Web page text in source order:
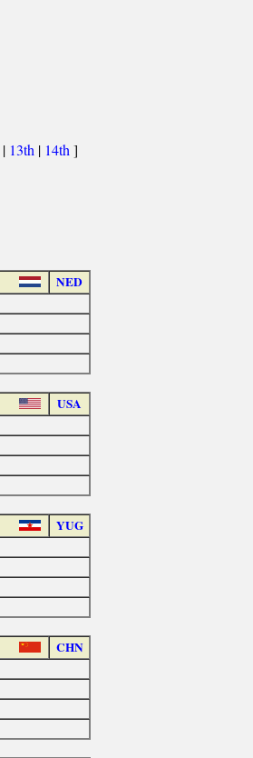
| 13th | 14th]
NED
USA
YUG
CHN